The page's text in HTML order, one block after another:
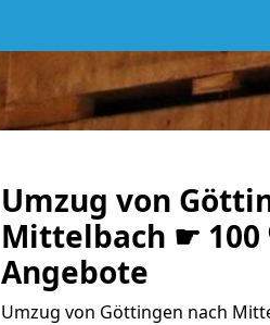
Umzug von
Mittelbach ☛ 100
Angebote
Umzug von Göttingen nach